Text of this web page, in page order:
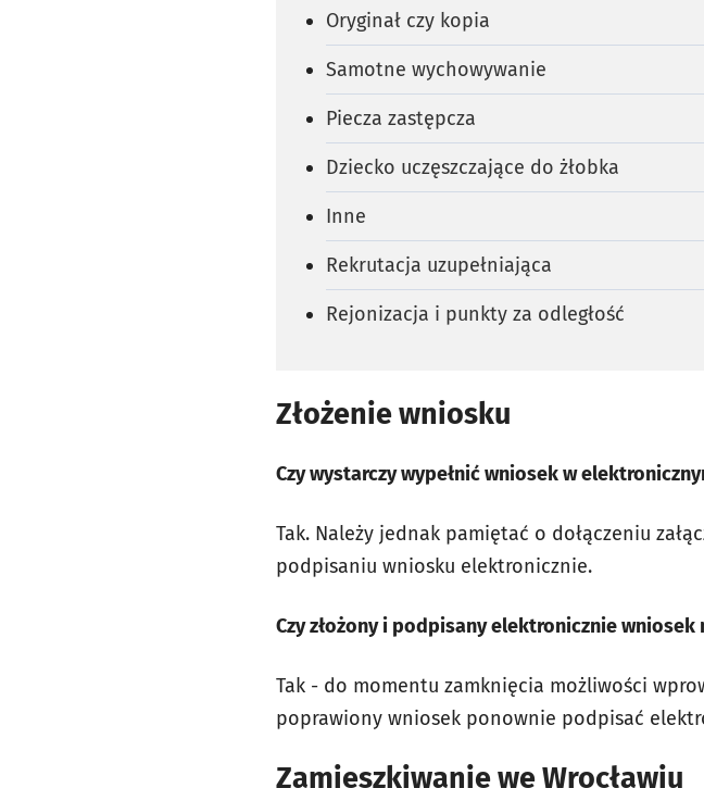
Oryginał czy kopia
Samotne wychowywanie
Piecza zastępcza
Dziecko uczęszczające do żłobka
Inne
Rekrutacja uzupełniająca
Rejonizacja i punkty za odległość
Złożenie wniosku
Czy wystarczy wypełnić wniosek w
Tak. Należy jednak pamiętać o dołączeniu
podpisaniu wniosku elektronicznie.
Czy złożony i podpisany elektronicznie
Tak - do momentu zamknięcia możliwości
poprawiony wniosek ponownie podpisać
Zamieszkiwanie we Wrocławiu